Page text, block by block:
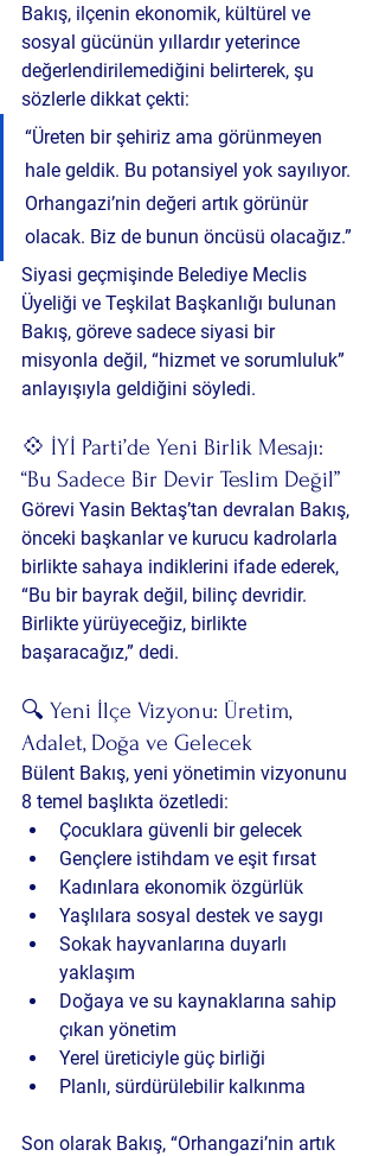
Bakış, ilçenin ekonomik, kültürel ve
sosyal gücünün yıllardır yeterince
değerlendirilemediğini belirterek, şu
sözlerle dikkat çekti:
“Üreten bir şehiriz ama görünmeyen
hale geldik. Bu potansiyel yok sayılıyor.
Orhangazi’nin değeri artık görünür
olacak. Biz de bunun öncüsü olacağız.”
Siyasi geçmişinde Belediye Meclis
Üyeliği ve Teşkilat Başkanlığı bulunan
Bakış, göreve sadece siyasi bir
misyonla değil, “hizmet ve sorumluluk”
anlayışıyla geldiğini söyledi.
💠 İYİ Parti’de Yeni Birlik Mesajı:
“Bu Sadece Bir Devir Teslim Değil”
Görevi Yasin Bektaş’tan devralan Bakış,
önceki başkanlar ve kurucu kadrolarla
birlikte sahaya indiklerini ifade ederek,
“Bu bir bayrak değil, bilinç devridir.
Birlikte yürüyeceğiz, birlikte
başaracağız,” dedi.
🔍 Yeni İlçe Vizyonu: Üretim,
Adalet, Doğa ve Gelecek
Bülent Bakış, yeni yönetimin vizyonunu
8 temel başlıkta özetledi:
Çocuklara güvenli bir gelecek
Gençlere istihdam ve eşit fırsat
Kadınlara ekonomik özgürlük
Yaşlılara sosyal destek ve saygı
Sokak hayvanlarına duyarlı
yaklaşım
Doğaya ve su kaynaklarına sahip
çıkan yönetim
Yerel üreticiyle güç birliği
Planlı, sürdürülebilir kalkınma
Son olarak Bakış, “Orhangazi’nin artık